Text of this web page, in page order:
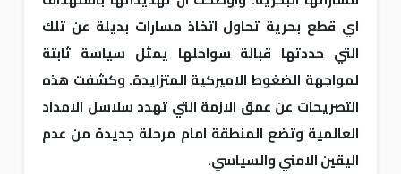
اي قطع بحرية تحاول اتخاذ مسارات بديلة عن تلك
التي حددتها قبالة سواحلها يمثل سياسة ثابتة
لمواجهة الضغوط الاميركية المتزايدة. وكشفت هذه
التصريحات عن عمق الازمة التي تهدد سلاسل الامداد
العالمية وتضع المنطقة امام مرحلة جديدة من عدم
اليقين الامني والسياسي.